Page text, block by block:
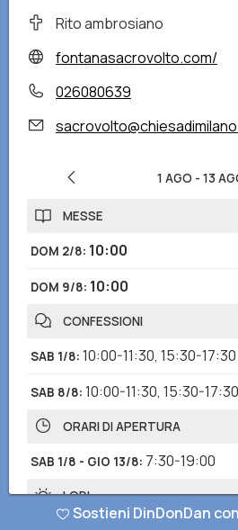
Rito ambrosiano
fontanasacrovolto.com/
026080639
1 AGO - 13
MESSE
DOM 2/8: 10:00
DOM 9/8: 10:00
CONFESSIONI
SAB 1/8: 10:00-11:30, 15:30-17:30
SAB 8/8: 10:00-11:30, 15:30-17:30
ORARI DI APERTURA
SAB 1/8 - GIO 13/8: 7:30-19:00
LODI
Sostieni DinDonDan